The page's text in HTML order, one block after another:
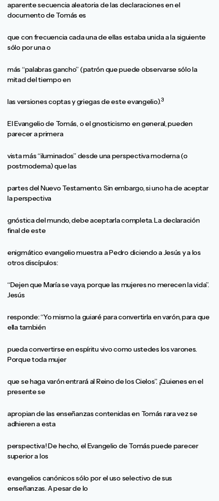
aparente secuencia aleatoria de las declaraciones en el
documento de Tomás es
que con frecuencia cada una de ellas estaba unida a la siguiente
sólo por una o
más “palabras gancho” (patrón que puede observarse sólo la
mitad del tiempo en
las versiones coptas y griegas de este evangelio).3
El Evangelio de Tomás, o el gnosticismo en general, pueden
parecer a primera
vista más “iluminados” desde una perspectiva moderna (o
postmoderna) que las
partes del Nuevo Testamento. Sin embargo, si uno ha de aceptar
la perspectiva
gnóstica del mundo, debe aceptarla completa. La declaración
final de este
enigmático evangelio muestra a Pedro diciendo a Jesús y a los
otros discípulos:
“Dejen que María se vaya, porque las mujeres no merecen la vida”.
Jesús
responde: “Yo mismo la guiaré para convertirla en varón, para que
ella también
pueda convertirse en espíritu vivo como ustedes los varones.
Porque toda mujer
que se haga varón entrará al Reino de los Cielos”. ¡Quienes en el
presente se
apropian de las enseñanzas contenidas en Tomás rara vez se
adhieren a esta
perspectiva! De hecho, el Evangelio de Tomás puede parecer
superior a los
evangelios canónicos sólo por el uso selectivo de sus
enseñanzas. A pesar de lo